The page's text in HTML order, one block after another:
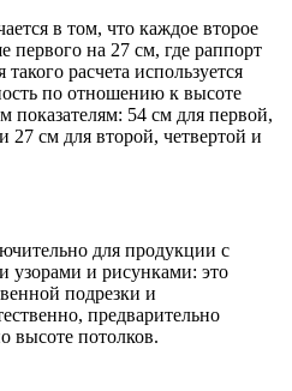
в том, что каждое второе
на 27 см, где раппорт
расчета используется
по отношению к высоте
показателям: 54 см для первой,
27 см для второй, четвертой и
для продукции с
и рисунками: это
подрезки и
предварительно
высоте потолков.